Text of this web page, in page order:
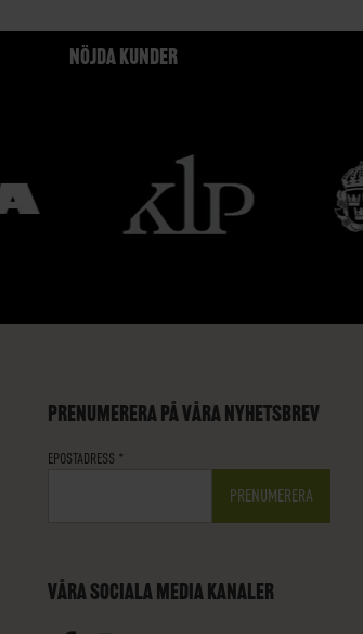
NÖJDA KUNDER
PRENUMERERA PÅ VÅRA NYHETSBREV
EPOSTADRESS *
VÅRA SOCIALA MEDIA KANALER